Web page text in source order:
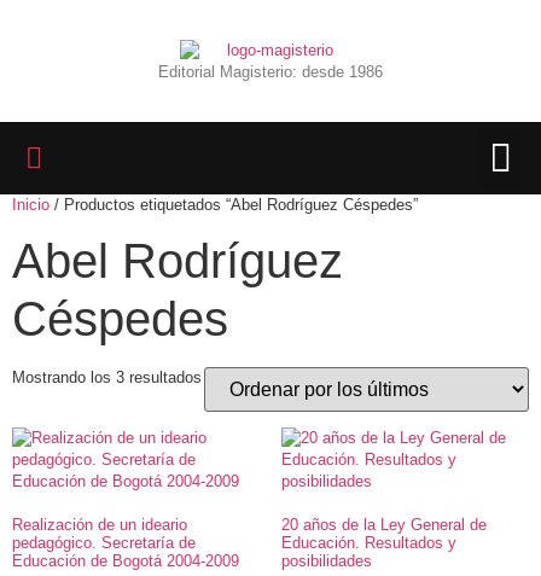
Editorial Magisterio: desde 1986
Inicio / Productos etiquetados “Abel Rodríguez Céspedes”
Abel Rodríguez
Céspedes
Mostrando los 3 resultados
Realización de un ideario
pedagógico. Secretaría de
Educación de Bogotá 2004-2009
20 años de la Ley General de
Educación. Resultados y
posibilidades